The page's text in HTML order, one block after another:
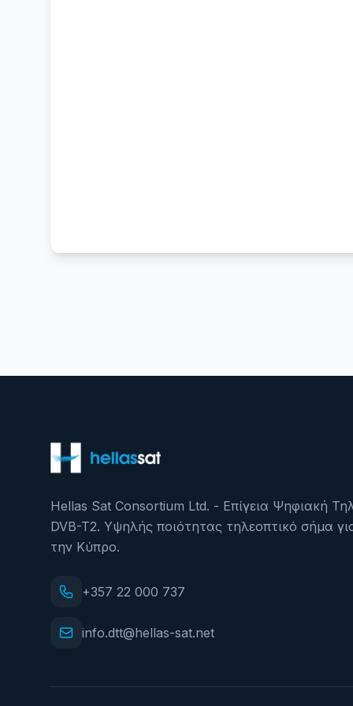
Hellas Sat Consortium Ltd. - Επίγεια Ψηφιακή
DVB-T2. Υψηλής ποιότητας τηλεοπτικό σήμα
την Κύπρο.
+357 22 000 737
info.dtt@hellas-sat.net